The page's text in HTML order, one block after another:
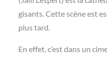
gisants. Cette scène est
plus tard.
En effet, c’est dans un